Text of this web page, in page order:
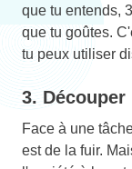
que tu entends,
que tu goûtes.
tu peux utiliser
3.
Face à une
est de la fuir.